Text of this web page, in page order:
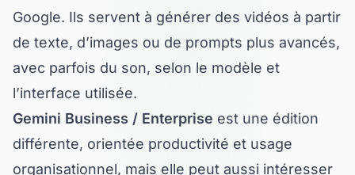
Google. Ils servent à générer des vidéos à partir
de texte, d’images ou de prompts plus avancés,
avec parfois du son, selon le modèle et
l’interface utilisée.
Gemini Business / Enterprise
est une édition
différente, orientée productivité et usage
organisationnel, mais elle peut aussi intéresser